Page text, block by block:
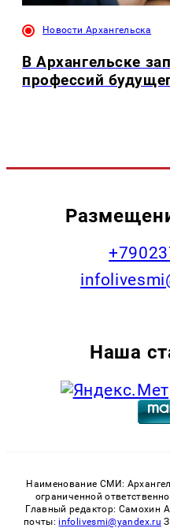
Новости Архангельска
В Архангельске
профессий
Наша
Наименование СМИ:
ограниченной
Главный редактор: Самохин
почты: infolivesmi@yandex.ru